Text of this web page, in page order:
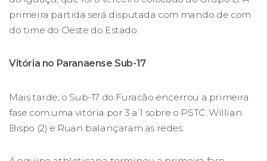
primeira partida será disputada com mando de com
do time do Oeste do Estado.
Vitória no Paranaense Sub-17
Mais tarde, o Sub-17 do Furacão encerrou a primeira
fase com uma vitória por 3 a 1 sobre o PSTC. Willian
Bispo (2) e Ruan balançaram as redes.